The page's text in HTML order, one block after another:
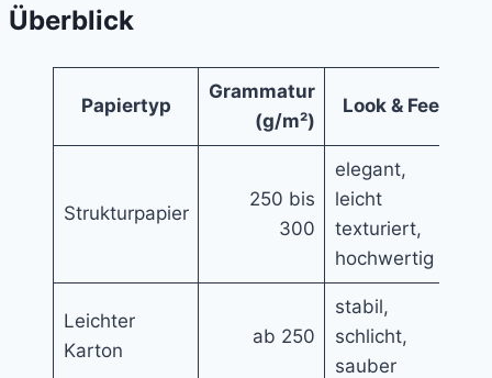
Überblick
Papiertyp
Grammatur
(g/m²)
Look & Feel
Strukturpapier
250 bis
300
elegant,
leicht
texturiert,
hochwertig
Leichter
Karton
ab 250
stabil,
schlicht,
sauber